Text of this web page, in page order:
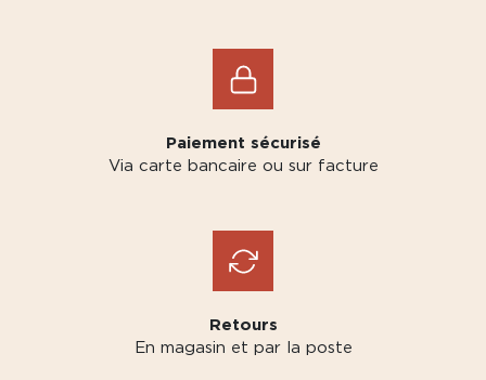
Paiement sécurisé
Via carte bancaire ou sur facture
Retours
En magasin et par la poste